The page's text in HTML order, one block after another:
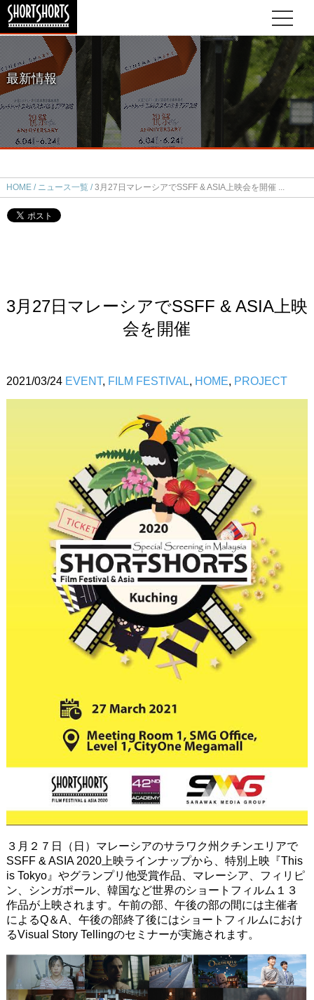
最新情報
HOME ニュース一覧 3月27日マレーシアでSSFF & ASIA上映会を開催
3月27日マレーシアでSSFF & ASIA上映
会を開催
2021/03/24 EVENT, FILM FESTIVAL, HOME, PROJECT
３月２７日（日）マレーシアのサラワク州クチンエリアで
SSFF & ASIA 2020上映ラインナップから、特別上映『This
is Tokyo』やグランプリ他受賞作品、マレーシア、フィリピ
ン、シンガポール、韓国など世界のショートフィルム１３
作品が上映されます。午前の部、午後の部の間には主催者
によるQ＆A、午後の部終了後にはショートフィルムにおけ
るVisual Story Tellingのセミナーが実施されます。